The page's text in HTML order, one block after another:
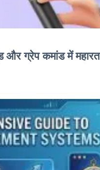
ग्रेप कमांड में महारत